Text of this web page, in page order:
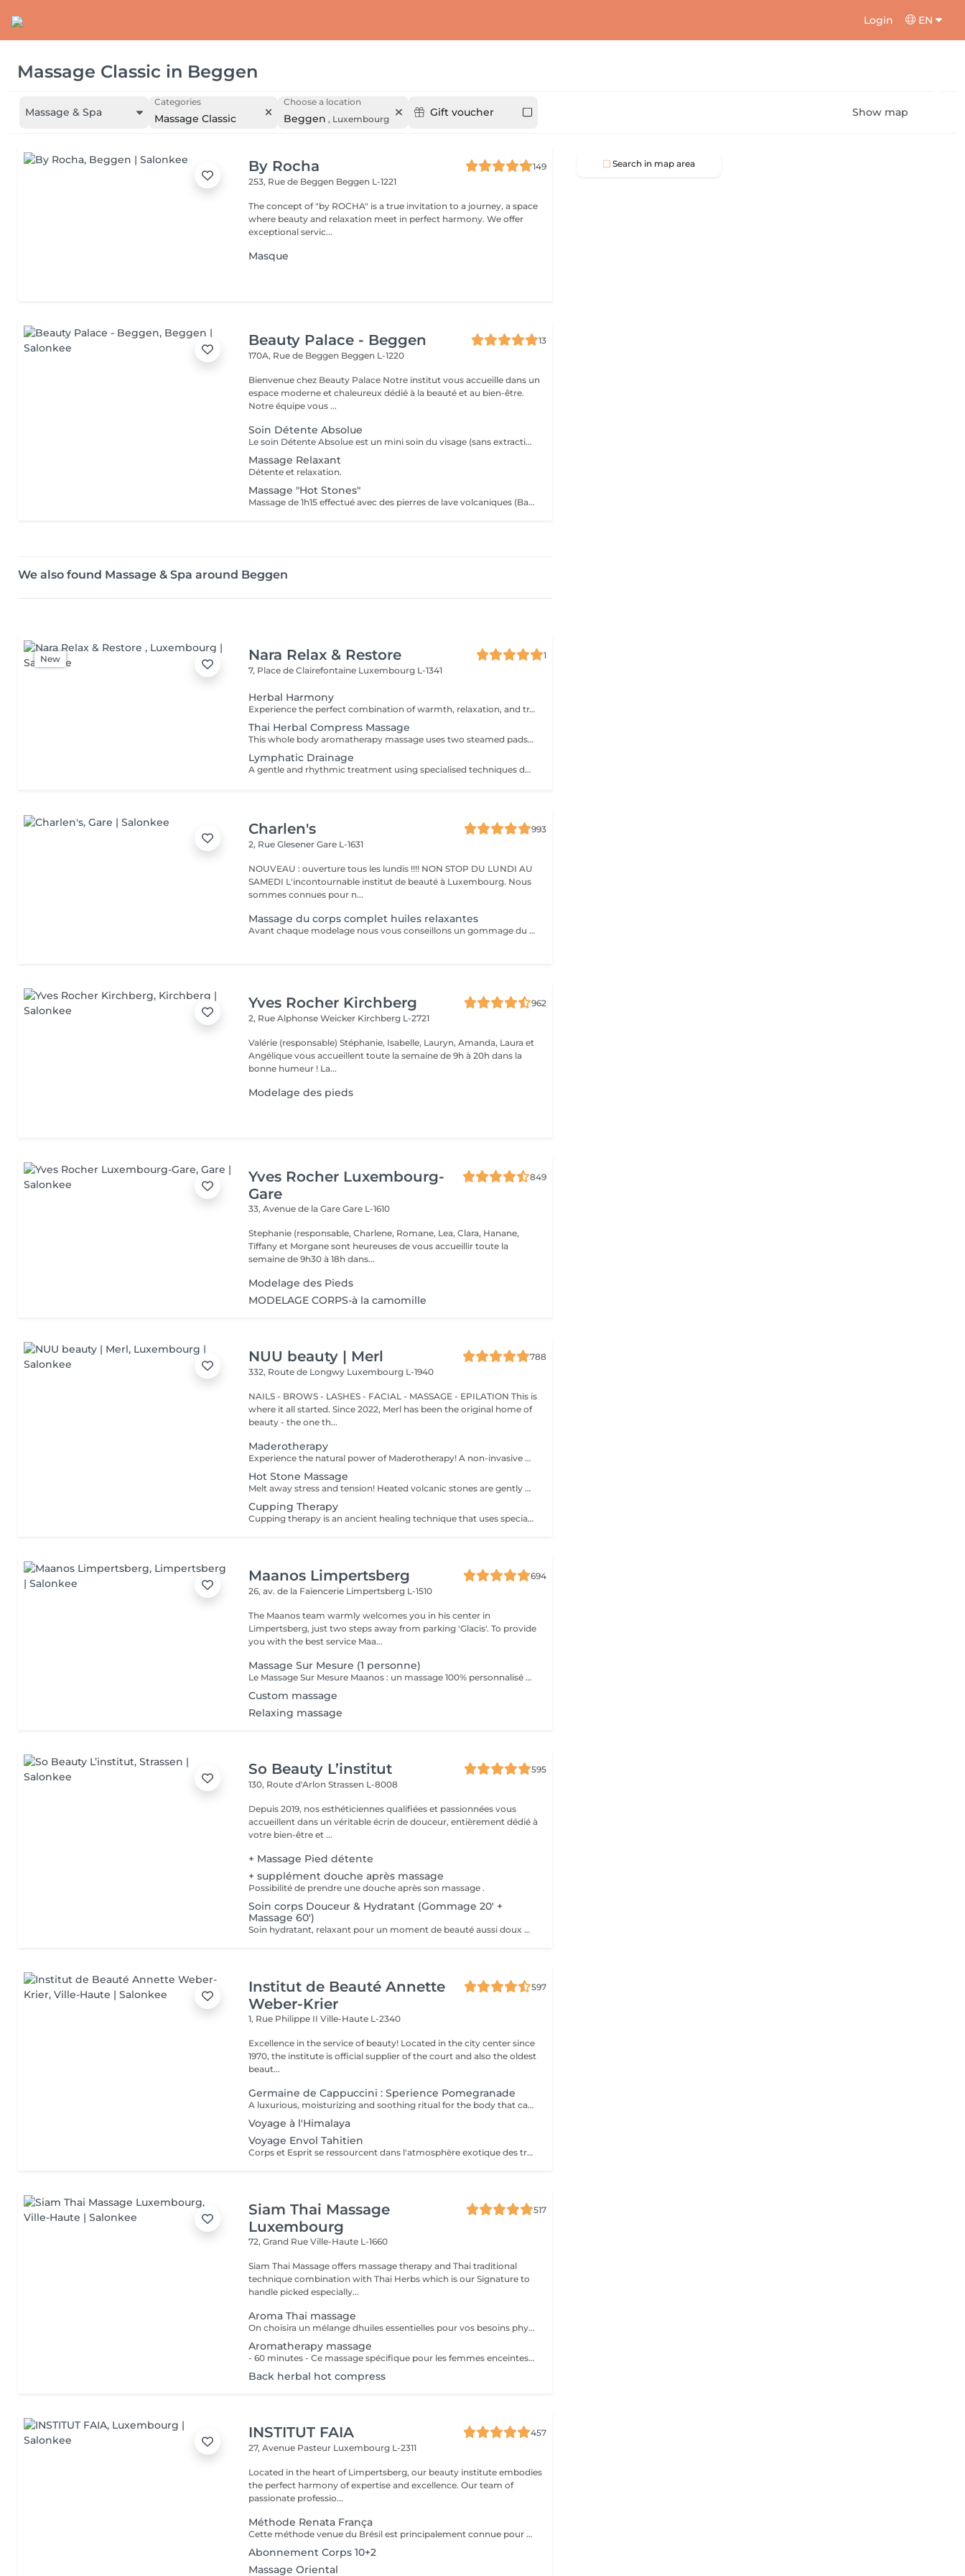
Login EN
Massage Classic in Beggen
Massage & Spa
Categories
Massage Classic
Choose a location
Beggen , Luxembourg
Gift voucher Show map
By Rocha
149
253, Rue de Beggen Beggen L-1221
The concept of "by ROCHA" is a true invitation to a journey, a space
where beauty and relaxation meet in perfect harmony. We offer
exceptional servic...
Masque
Beauty Palace - Beggen
13
170A, Rue de Beggen Beggen L-1220
Bienvenue chez Beauty Palace Notre institut vous accueille dans un
espace moderne et chaleureux dédié à la beauté et au bien-être.
Notre équipe vous ...
Soin Détente Absolue
Le soin Détente Absolue est un mini soin du visage (sans extraction des points noirs) et un massage du corps d'une durée totale de 1h30. On commence par un massage relaxant sur la face arrière, jambes puis dos. Face avant mini soin visage (nettoyant + gommage #FACE PERFECTION) massage du décolleté, du visage et pendant la pose du masque, on effectue un massage relaxant sur les jambes et pieds. Un soin cocooning tout en douceur.
Massage Relaxant
Détente et relaxation.
Massage "Hot Stones"
Massage de 1h15 effectué avec des pierres de lave volcaniques (Basalt) chauffées jusqu'à 60°C, elles vont absorber les énergies négatives et donner des énergies positives. A la fin du soin il y a la phase de 15 min de relaxation avec des pierres semi précieuses (froides) positionnées sur les chakras pour les réaligner et enlever les blocages. Après ce soin on se sent comme vidé de quelque chose, serein et relaxé.
We also found Massage & Spa around Beggen
New Nara Relax & Restore
1
7, Place de Clairefontaine Luxembourg L-1341
Herbal Harmony
Experience the perfect combination of warmth, relaxation, and traditional Thai wellness. This luxurious treatment begins with a Thai Herbal Compress Massage using steamed herbal pouches to soothe tired muscles and promote deep relaxation, followed by a revitalizing Thai Foot Reflexology session. Includes: Thai Herbal Compress Massage 90 min Thai Foot Reflexology 30 min Total Duration: 120 min A deeply relaxing wellness journey designed to restore balance, ease tension, and leave you feeling refreshed from head to toe.
Thai Herbal Compress Massage
This whole body aromatherapy massage uses two steamed pads with a Thai herbs mixture to soften the muscles and has a calming effect. Two herbal pads will be provided to take home after the massage.
Lymphatic Drainage
A gentle and rhythmic treatment using specialised techniques designed to support the natural flow of the lymphatic system. This soothing treatment can help reduce feelings of heaviness, encourage fluid movement, and leave the body feeling lighter and more comfortable.
Charlen's
993
2, Rue GlesenerGare L-1631
NOUVEAU : ouverture tous les lundis !!!! NON STOP DU LUNDI AU
SAMEDI L'incontournable institut de beauté à Luxembourg. Nous
sommes connues pour n...
Massage du corps complet huiles relaxantes
Avant chaque modelage nous vous conseillons un gommage du corps peau de velours qui rendra votre peau toute douce. Le modelage est réalise par des personnes diplômées
Yves Rocher Kirchberg
962
2, Rue Alphonse Weicker Kirchberg L-2721
Valérie (responsable) Stéphanie, Isabelle, Lauryn, Amanda, Laura et
Angélique vous accueillent toute la semaine de 9h à 20h dans la
bonne humeur ! La...
Modelage des pieds
Yves Rocher Luxembourg-
Gare
849
33, Avenue de la GareGare L-1610
Stephanie (responsable, Charlene, Romane, Lea, Clara, Hanane,
Tiffany et Morgane sont heureuses de vous accueillir toute la
semaine de 9h30 à 18h dans...
Modelage des Pieds
MODELAGE CORPS-à la camomille
NUU beauty | Merl
788
332, Route de Longwy Luxembourg L-1940
NAILS - BROWS - LASHES - FACIAL - MASSAGE - EPILATION This is
where it all started. Since 2022, Merl has been the original home of
beauty - the one th...
Maderotherapy
Experience the natural power of Maderotherapy! A non-invasive massage technique using wooden tools. It improves circulation and lymphatic drainage, reduces cellulite, helps contour the body, and eliminates excess fluid. Types: - Brazilian: focuses on legs and glutes, helps shape the silhouette; - Abdomen: reduces volume and firms the skin; - Full body: promotes relaxation and overall recovery. Age restrictions: recommended to do from 16 years old. Post-procedure recommendations: do not do sports and any sharp movement for 2-3 hours after the procedure. Frequency: 2-3 times per week, 8-10 sessions. Repeat once in 3-6 months. Contraindications: pregnancy, inflammation, acne, varicose veins in the acute stage.
Hot Stone Massage
Melt away stress and tension! Heated volcanic stones are gently placed and massaged over the body to warm the muscles, increase circulation, and promote a deep state of relaxation. Perfect for relieving tension, easing anxiety, and restoring inner calm. Age restrictions: there are no age restrictions for this procedure. Post procedure recommendations: do not do sport and any sharp movements 2-3 hours after the procedure. Frequency: 1-2 times per week, 10 times in total. Repeat once in 3-6 months.
Cupping Therapy
Cupping therapy is an ancient healing technique that uses special cups to create gentle suction on the skin. This suction promotes blood flow, relieves muscle tension, reduces inflammation, and supports deep relaxation. The treatment can help release toxins, improve circulation, and ease chronic pain or stiffness. *Please note that cupping therapy could just be added to a massage service with includes back massage.
Maanos Limpertsberg
694
26, av. de la Faïencerie Limpertsberg L-1510
The Maanos team warmly welcomes you in his center in
Limpertsberg, just two steps away from parking 'Glacis'. To provide
you with the best service Maa...
Massage Sur Mesure (1 personne)
Le Massage Sur Mesure Maanos : un massage 100% personnalisé en fonction de vos besoins et de vos envies !
Custom massage
Relaxing massage
So Beauty L’institut
595
130, Route d'ArlonStrassen L-8008
Depuis 2019, nos esthéticiennes qualifiées et passionnées vous
accueillent dans un véritable écrin de douceur, entièrement dédié à
votre bien-être et ...
+ Massage Pied détente
+ supplément douche après massage
Possibilité de prendre une douche après son massage .
Soin corps Douceur & Hydratant (Gommage 20' +
Massage 60')
Soin hydratant, relaxant pour un moment de beauté aussi doux qu'un alizé. Délicieuse parenthèse de bien-être, ce soin est un appel à l'évasion. Gommage du corps , suivi d'un massage relaxant.
Institut de Beauté Annette
Weber-Krier
597
1, Rue Philippe IIVille-Haute L-2340
Excellence in the service of beauty! Located in the city center since
1970, the institute is official supplier of the court and also the oldest
beaut...
Germaine de Cappuccini : Sperience Pomegranade
A luxurious, moisturizing and soothing ritual for the body that can be personalized according to the skin's needs. The line is based on pomegranate, a fantastic ingredient, soothing and antioxidant. The result ? Cell renewal, vitality and hydration! POMEGRANATE BODY SCRUB: Along with the powder and cream body scrub, enjoy a 45-minute full-body exfoliation ritual. POMEGRANATE BODY MASSAGE: Massage in the lying position then in the lying position with the sensory massage cream. This ritual lasts 45 minutes. POMEGRANATE BODY WRAP: The wrap is applied with gentle movements and left for 20 minutes before rubbing in the product by a massage. The ritual lasts 60 minutes. POMEGRANATE RED SERENITY: A delicious 90-minute ritual combining the power of pomegranate seeds with the powerful moisturizing effects of cream. POMEGRANATE SWEET COCOON: Immerse yourself in the world of Pomegranate Sperience for 90 minutes with this complete ritual including exfoliation, massage and wrap.
Voyage à l'Himalaya
Voyage Envol Tahitien
Corps et Esprit se ressourcent dans l'atmosphère exotique des trésors polynésiens, ces îles où la beauté, la générosité et la luxuriance ont un goût de paradis Gommage et massage du visage et du corps Massage manuel relax ou aux coquillages Tia Iri « la pensée Roo ».
Siam Thai Massage
Luxembourg
517
72, Grand RueVille-Haute L-1660
Siam Thai Massage offers massage therapy and Thai traditional
technique combination with Thai Herbs which is our Signature to
handle picked especially...
Aroma Thai massage
On choisira un mélange dhuiles essentielles pour vos besoins physiques. Un massage thérapeutique à laide dune technique spéciale pour vider les poches de liquide lymphatique et de rétention deau. Ce traitement est conçu pour aider à stimuler la circulation et daccroître la capacité du corps à éliminer les toxines et à absorber les éléments nutritifs. Vos huiles essentielles préférées peuvent être sélectionnées à votre arrivée.
Aromatherapy massage
- 60 minutes - Ce massage spécifique pour les femmes enceintes permet de soulager le dos, les jambes et toutes autres parties du corps les plus mises à rude épreuve durant la grossesse. Attention ! Ce massage est toutefois déconseillé les 3 premiers mois et le dernier mois de grossesse.
Back herbal hot compress
INSTITUT FAIA
457
27, Avenue Pasteur Luxembourg L-2311
Located in the heart of Limpertsberg, our beauty institute embodies
the perfect harmony of expertise and excellence. Our team of
passionate professio...
Méthode Renata França
Cette méthode venue du Brésil est principalement connue pour son massage lymphatique manuel drainant mais ce compose en réalité de 3 techniques différentes ! En effet la méthode Renata Franca, est une méthode revisité du drainage lymphatique traditionnel. La méthode devient une version plus tonique et plus ciblée du drainage lymphatique connu et pratiqué jusqu'à ce jour. Grâce à ces gestes toniques et fermes, ces pompages réguliers et un rythme plus rapide, il semblerait que la méthode Renata Franca permette d'obtenir des résultats plus rapides et visuellement impressionnants.
Abonnement Corps 10+2
Massage Oriental
Search in map area